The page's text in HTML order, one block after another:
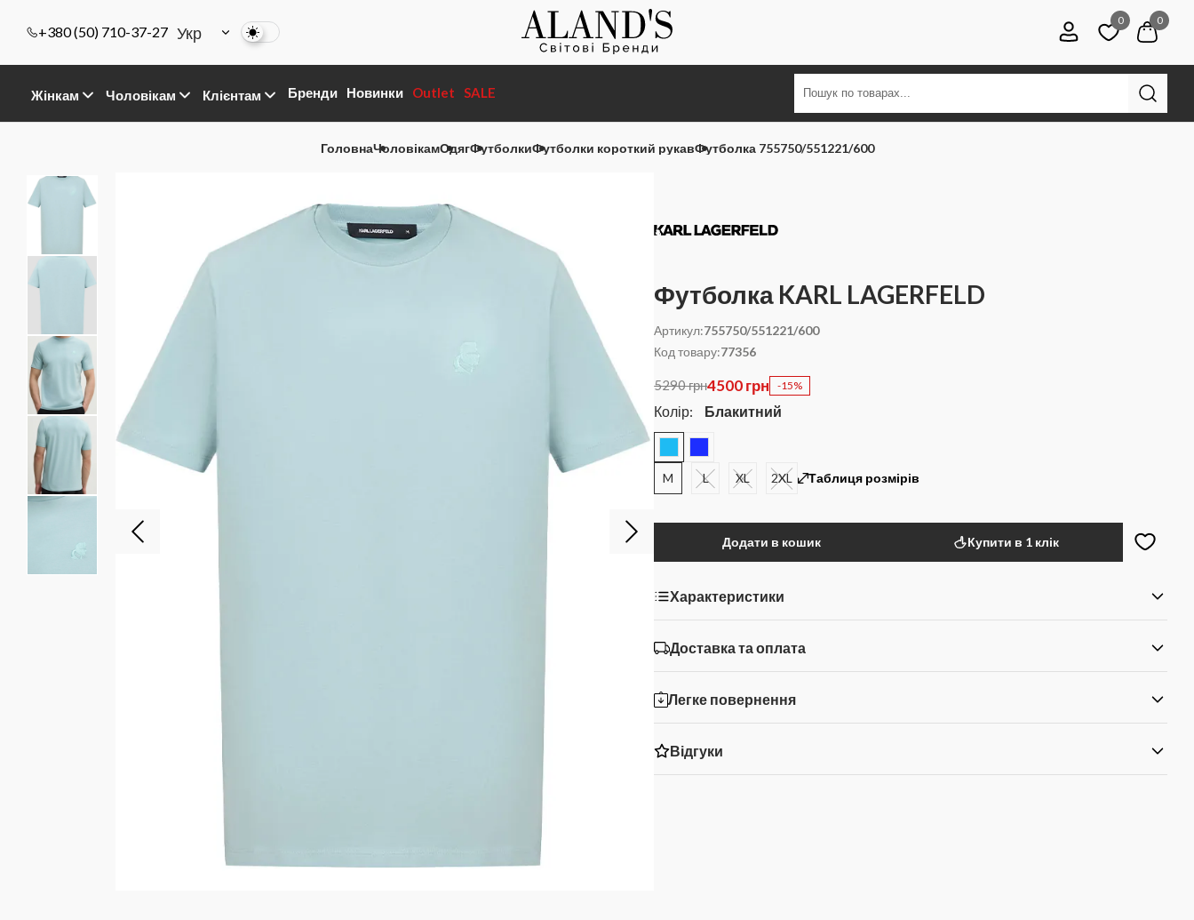
+380 (50) 710-37-27 Укр
0 0
Жінкам Чоловікам Клієнтам Бренди Новинки Outlet SALE
ГоловнаЧоловікамОдягФутболкиФутболки короткий рукавФутболка 755750/551221/600
Футболка KARL LAGERFELD
Артикул:755750/551221/600
Код товару:77356
5290 грн4500 грн -15%
Колір: Блакитний
M L XL 2XL Таблиця розмірів
Додати в кошик Купити в 1 клік
Характеристики
Доставка та оплата
Легке повернення
Відгуки